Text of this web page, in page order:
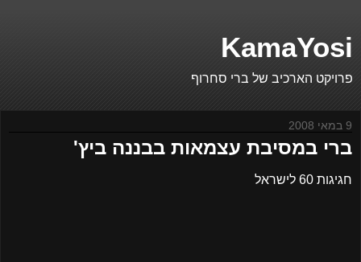
KamaYosi
פרויקט הארכיב של ברי סחרוף
9 במאי 2008
ברי במסיבת עצמאות בבננה ביץ'
חגיגות 60 לישראל